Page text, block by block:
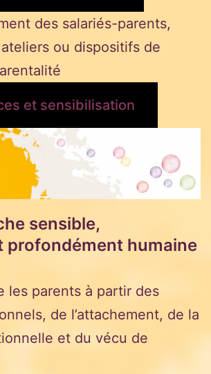
des salariés-parents,
ou dispositifs de
et sensibilisation
sensible,
profondément humaine
les parents à partir des
de l’attachement, de la
et du vécu de